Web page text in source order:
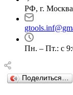
РФ, г.
Пн. – Пт.: с
Поделиться…